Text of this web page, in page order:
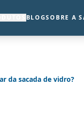
BLOGSOBRE A
da sacada de vidro?